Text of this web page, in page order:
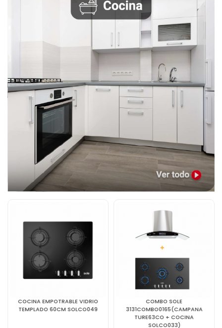
COCINA EMPOTRABLE VIDRIO
TEMPLADO 60CM SOLCO049
COMBO SOLE
3131COMBO0165(CAMPANA
TURE63CO + COCINA
SOLCO033)